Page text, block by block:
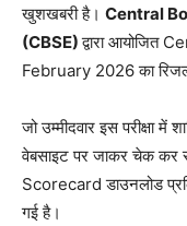
खुशखबरी है। Central
(CBSE)द्वारा
February 2026 का
जो उम्मीदवार इस परीक्षा
वेबसाइट पर जाकर चेक
Scorecard डाउनलोड
गई है।